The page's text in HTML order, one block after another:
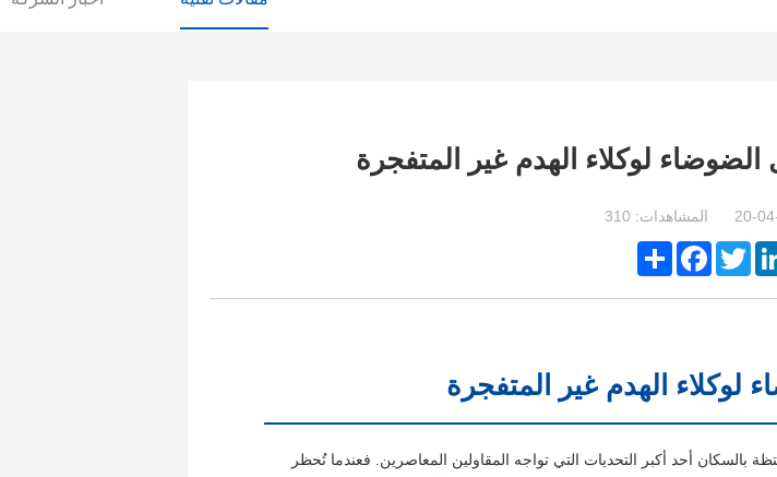
لوكلاء الهدم غير المتفجرة
Share
FacebookTwitter
الهدم غير المتفجرة
بالسكان أحد أكبر التحديات التي تواجه المقاولين المعاصرين. فعندما تُحظر